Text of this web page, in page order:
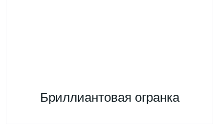
Бриллиантовая огранка